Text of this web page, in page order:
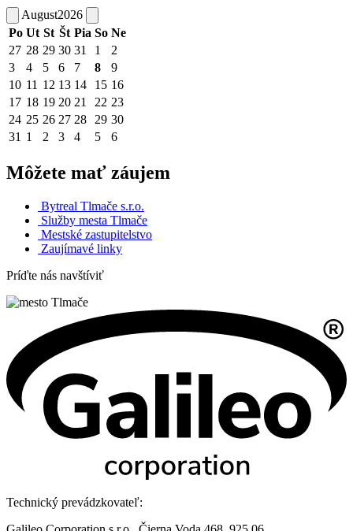
August2026
Po Ut St Št Pia So Ne
27 28 29 30 31 1
2
3
4 5 6 7 8
9
10 11 12 13 14 15 16
17 18 19 20 21 22 23
24 25 26 27 28 29 30
31 1 2 3 4 5 6
Môžete mať záujem
Bytreal Tlmače s.r.o.
Služby mesta Tlmače
Mestské zastupitelstvo
Zaujímavé linky
Príďte nás navštíviť
Technický prevádzkovateľ: